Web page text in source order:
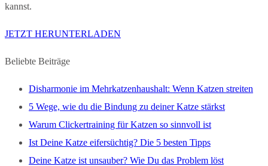
kannst.
JETZT HERUNTERLADEN
Beliebte Beiträge
Disharmonie im Mehrkatzenhaushalt: Wenn Katzen streiten
5 Wege, wie du die Bindung zu deiner Katze stärkst​
Warum Clickertraining für Katzen so sinnvoll ist
Ist Deine Katze eifersüchtig? Die 5 besten Tipps
Deine Katze ist unsauber? Wie Du das Problem löst